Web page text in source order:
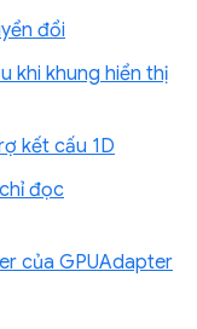
đổi
khi khung hiển thị
kết cấu 1D
đọc
của GPUAdapter